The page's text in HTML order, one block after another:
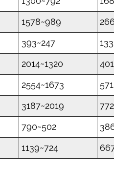
1578~989
393~247
2014~1320
2554~1673
3187~2019
790~502
1139~724